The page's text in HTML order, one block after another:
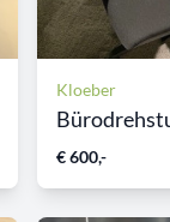
Kloeber
€ 600,-